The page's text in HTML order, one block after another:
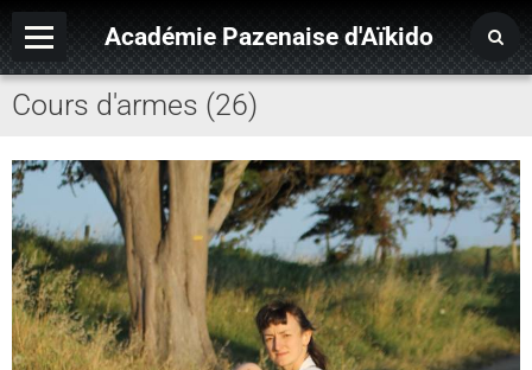
Académie Pazenaise d'Aïkido
Contact
Album photo
Agenda
Cours d'armes (26)